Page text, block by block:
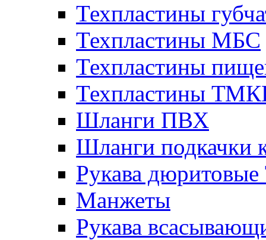
Техпластины
Техпластины МБС
Техпластины
Техпластины
Шланги ПВХ
Шланги подкачки
Рукава
Манжеты
Рукава